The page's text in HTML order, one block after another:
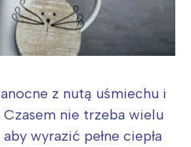
z nutą uśmiechu i
nie trzeba wielu
wyrazić pełne ciepła